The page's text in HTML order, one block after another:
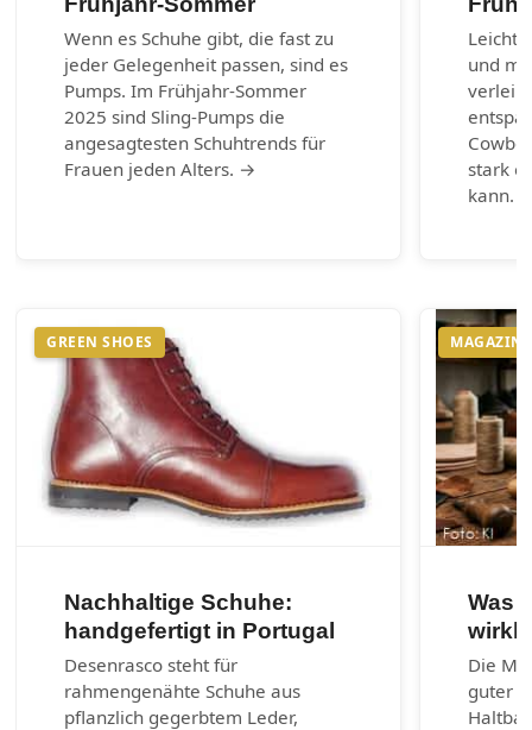
Wenn es Schuhe gibt, die fast zu
jeder Gelegenheit passen, sind es
Pumps. Im Frühjahr-Sommer
2025 sind Sling-Pumps die
angesagtesten Schuhtrends für
Frauen jeden Alters. →
und
stark
kann.
GREEN SHOES
Nachhaltige Schuhe:
handgefertigt in Portugal
Desenrasco steht für
rahmengenähte Schuhe aus
pflanzlich gegerbtem Leder,
MAGAZIN
Was
Die
guter